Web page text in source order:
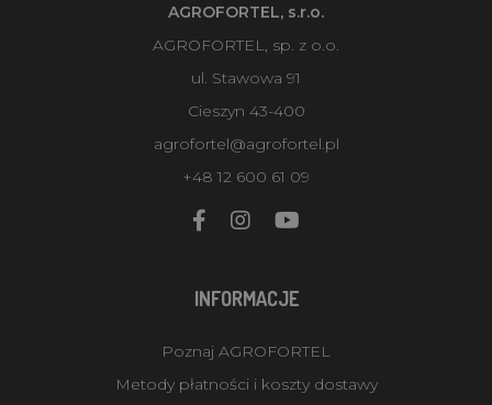
AGROFORTEL, s.r.o.
AGROFORTEL, sp. z o.o.
ul. Stawowa 91
Cieszyn 43-400
agrofortel@agrofortel.pl
+48 12 600 61 09
INFORMACJE
Poznaj AGROFORTEL
Metody płatności i koszty dostawy